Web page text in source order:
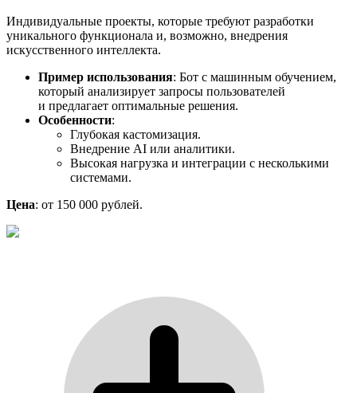
Индивидуальные проекты, которые требуют разработки
уникального функционала и, возможно, внедрения
искусственного интеллекта.
Пример использования: Бот с машинным обучением,
который анализирует запросы пользователей
и предлагает оптимальные решения.
Особенности:
Глубокая кастомизация.
Внедрение AI или аналитики.
Высокая нагрузка и интеграции с несколькими
системами.
Цена: от 150 000 рублей.